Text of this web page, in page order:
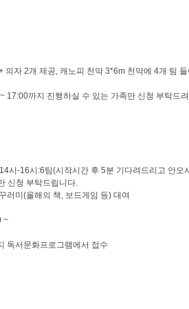
의자 2개 제공, 캐노피 천막 3*6m 천막에 4개 팀
17:00까지 진행하실 수 있는 가족만 신청 부탁드
시-16시:6팀(시작시간 후 5분 기다려드리고 안오
신청 부탁드립니다.
러미(올해의 책, 보드게임 등) 대여
~
독서문화프로그램에서 접수